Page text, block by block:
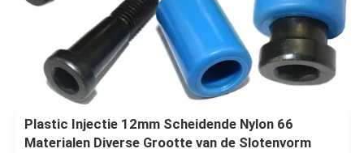
Plastic Injectie 12mm Scheidende Nylon 66
Materialen Diverse Grootte van de Slotenvorm